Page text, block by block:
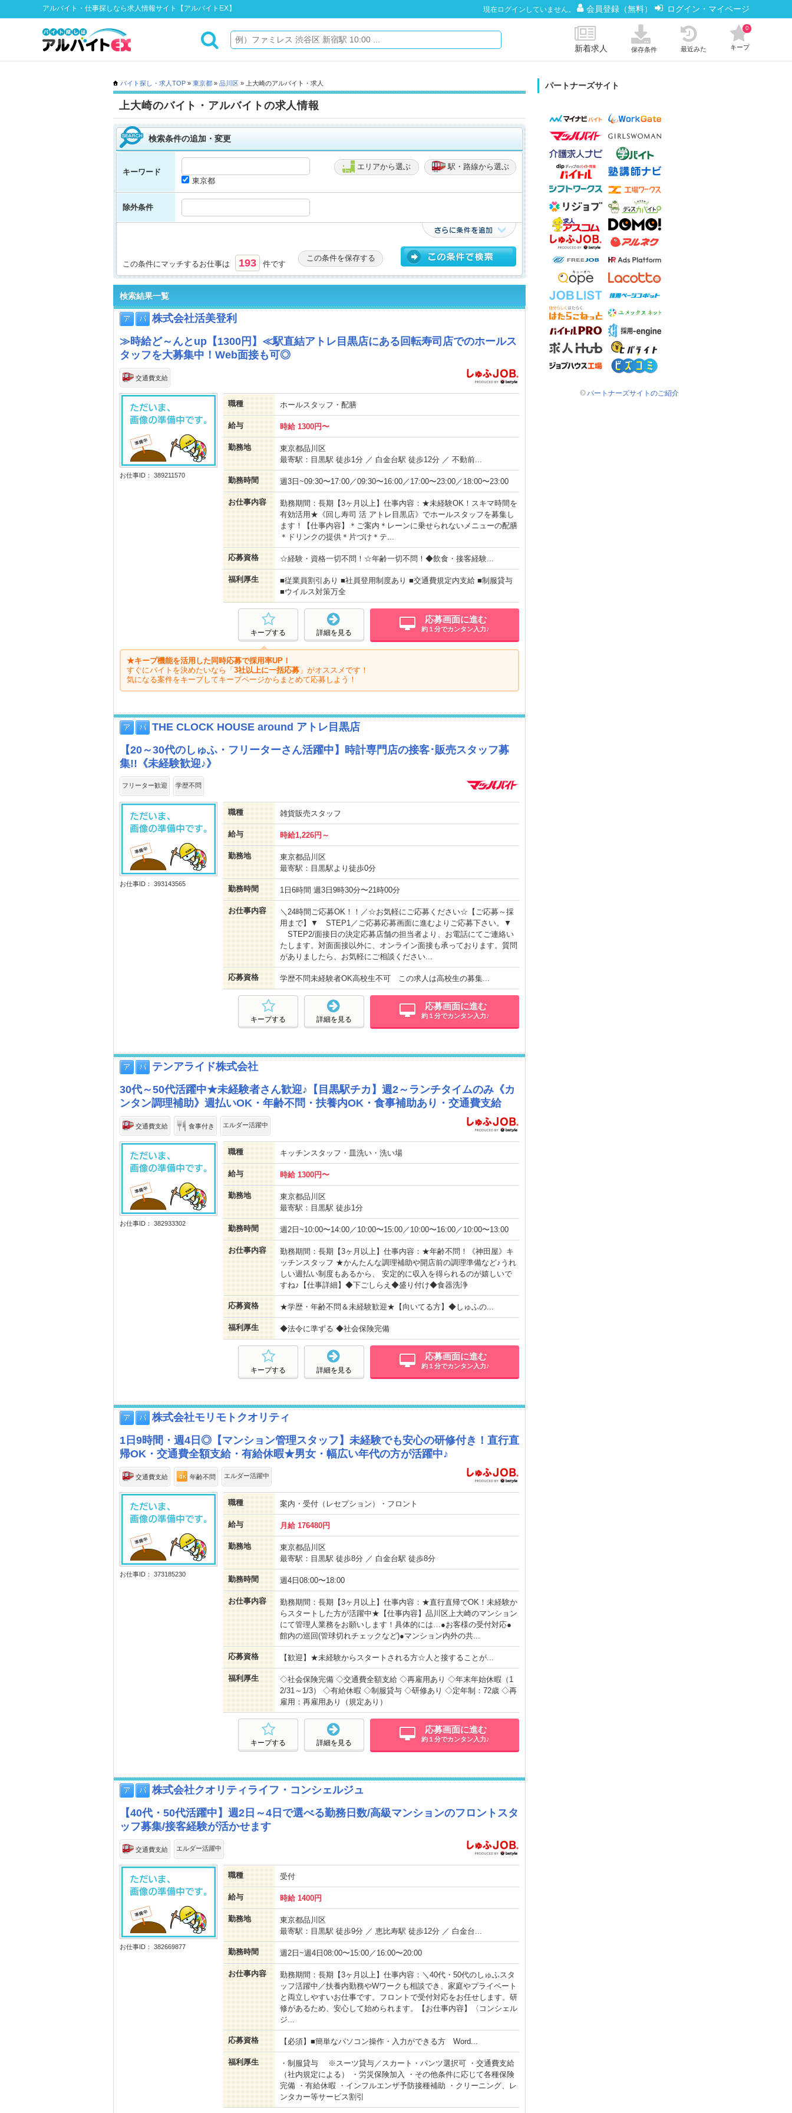
アルバイト・仕事探しなら求人情報サイト【アルバイトEX】 現在ログインしていません。 会員登録（無料） ログイン・マイページ
新着求人 保存条件 最近みた キープ
0
バイト探し・求人TOP » 東京都 » 品川区 » 上大崎のアルバイト・求人
上大崎のバイト・アルバイトの求人情報
検索条件の追加・変更
キーワード
エリアから選ぶ
駅・路線から選ぶ
東京都
除外条件
この条件にマッチするお仕事は 193 件です
この条件を保存する
検索結果一覧
株式会社活美登利
≫時給ど～んとup【1300円】≪駅直結アトレ目黒店にある回転寿司店でのホールス
タッフを大募集中！Web面接も可◎
交通費支給
お仕事ID： 389211570
職種 ホールスタッフ・配膳
給与 時給 1300円〜
勤務地
東京都品川区
最寄駅：目黒駅 徒歩1分 ／ 白金台駅 徒歩12分 ／ 不動前...
勤務時間 週3日~09:30〜17:00／09:30〜16:00／17:00〜23:00／18:00〜23:00
お仕事内容
勤務期間：長期【3ヶ月以上】仕事内容：★未経験OK！スキマ時間を
有効活用★《回し寿司 活 アトレ目黒店》でホールスタッフを募集し
ます！【仕事内容】＊ご案内＊レーンに乗せられないメニューの配膳
＊ドリンクの提供＊片づけ＊テ...
応募資格 ☆経験・資格一切不問！☆年齢一切不問！◆飲食・接客経験...
福利厚生
■従業員割引あり ■社員登用制度あり ■交通費規定内支給 ■制服貸与
■ウイルス対策万全
応募画面に進む
約１分でカンタン入力♪
詳細を見る
キープする
★キープ機能を活用した同時応募で採用率UP！
すぐにバイトを決めたいなら「 3社以上に一括応募 」がオススメです！
気になる案件をキープしてキープページからまとめて応募しよう！
THE CLOCK HOUSE around アトレ目黒店
【20～30代のしゅふ・フリーターさん活躍中】時計専門店の接客･販売スタッフ募
集!!《未経験歓迎♪》
フリーター歓迎 学歴不問
お仕事ID： 393143565
職種 雑貨販売スタッフ
給与 時給1,226円～
勤務地
東京都品川区
最寄駅：目黒駅より徒歩0分
勤務時間 1日6時間 週3日9時30分〜21時00分
お仕事内容
＼24時間ご応募OK！！／☆お気軽にご応募ください☆【ご応募～採
用まで】▼ STEP1／ご応募応募画面に進むよりご応募下さい。▼
STEP2/面接日の決定応募店舗の担当者より、お電話にてご連絡い
たします。対面面接以外に、オンライン面接も承っております。質問
がありましたら、お気軽にご相談ください...
応募資格 学歴不問未経験者OK高校生不可 この求人は高校生の募集...
応募画面に進む
約１分でカンタン入力♪
詳細を見る
キープする
テンアライド株式会社
30代～50代活躍中★未経験者さん歓迎♪【目黒駅チカ】週2～ランチタイムのみ《カ
ンタン調理補助》週払いOK・年齢不問・扶養内OK・食事補助あり・交通費支給
交通費支給 食事付き エルダー活躍中
お仕事ID： 382933302
職種 キッチンスタッフ・皿洗い・洗い場
給与 時給 1300円〜
勤務地
東京都品川区
最寄駅：目黒駅 徒歩1分
勤務時間 週2日~10:00〜14:00／10:00〜15:00／10:00〜16:00／10:00〜13:00
お仕事内容
勤務期間：長期【3ヶ月以上】仕事内容：★年齢不問！《神田屋》キ
ッチンスタッフ ★かんたんな調理補助や開店前の調理準備など♪うれ
しい週払い制度もあるから、 安定的に収入を得られるのが嬉しいで
すね♪【仕事詳細】◆下ごしらえ◆盛り付け◆食器洗浄
応募資格 ★学歴・年齢不問＆未経験歓迎★【向いてる方】◆しゅふの...
福利厚生 ◆法令に準ずる ◆社会保険完備
応募画面に進む
約１分でカンタン入力♪
詳細を見る
キープする
株式会社モリモトクオリティ
1日9時間・週4日◎【マンション管理スタッフ】未経験でも安心の研修付き！直行直
帰OK・交通費全額支給・有給休暇★男女・幅広い年代の方が活躍中♪
交通費支給 年齢不問 エルダー活躍中
お仕事ID： 373185230
職種 案内・受付（レセプション）・フロント
給与 月給 176480円
勤務地
東京都品川区
最寄駅：目黒駅 徒歩8分 ／ 白金台駅 徒歩8分
勤務時間 週4日08:00〜18:00
お仕事内容
勤務期間：長期【3ヶ月以上】仕事内容：★直行直帰でOK！未経験か
らスタートした方が活躍中★【仕事内容】品川区上大崎のマンション
にて管理人業務をお願いします！具体的には…●お客様の受付対応●
館内の巡回(管球切れチェックなど)●マンション内外の共...
応募資格 【歓迎】★未経験からスタートされる方☆人と接することが...
福利厚生
◇社会保険完備 ◇交通費全額支給 ◇再雇用あり ◇年末年始休暇（1
2/31～1/3） ◇有給休暇 ◇制服貸与 ◇研修あり ◇定年制：72歳 ◇再
雇用：再雇用あり（規定あり）
応募画面に進む
約１分でカンタン入力♪
詳細を見る
キープする
株式会社クオリティライフ・コンシェルジュ
【40代・50代活躍中】週2日～4日で選べる勤務日数/高級マンションのフロントスタ
ッフ募集/接客経験が活かせます
交通費支給 エルダー活躍中
お仕事ID： 382669877
職種 受付
給与 時給 1400円
勤務地
東京都品川区
最寄駅：目黒駅 徒歩9分 ／ 恵比寿駅 徒歩12分 ／ 白金台...
勤務時間 週2日~週4日08:00〜15:00／16:00〜20:00
お仕事内容
勤務期間：長期【3ヶ月以上】仕事内容：＼40代・50代のしゅふスタ
ッフ活躍中／扶養内勤務やWワークも相談でき、家庭やプライベート
と両立しやすいお仕事です。フロントで受付対応をお任せします。研
修があるため、安心して始められます。【お仕事内容】〈コンシェル
ジ...
応募資格 【必須】■簡単なパソコン操作・入力ができる方 Word...
福利厚生
・制服貸与 ※スーツ貸与／スカート・パンツ選択可 ・交通費支給
（社内規定による） ・労災保険加入 ・その他条件に応じて各種保険
完備 ・有給休暇 ・インフルエンザ予防接種補助 ・クリーニング、レ
ンタカー等サービス割引
パートナーズサイト
パートナーズサイトのご紹介